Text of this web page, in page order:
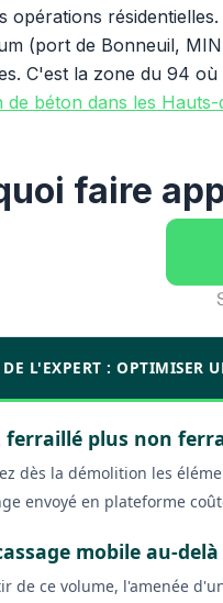
opérations
(port de Bonneuil,
C'est la zone du 94
de béton dans les Hauts-
faire
L'EXPERT : OPTIMISER
ferraillé plus non
dès la démolition les
envoyé en plateforme
mobile au-
de ce volume, l'amenée